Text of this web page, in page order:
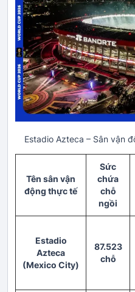
Estadio Azteca – Sân vận
Tên sân vận
động thực tế
Sức
chứa
chỗ
ngồi
Estadio
Azteca
(Mexico City)
87.523
chỗ